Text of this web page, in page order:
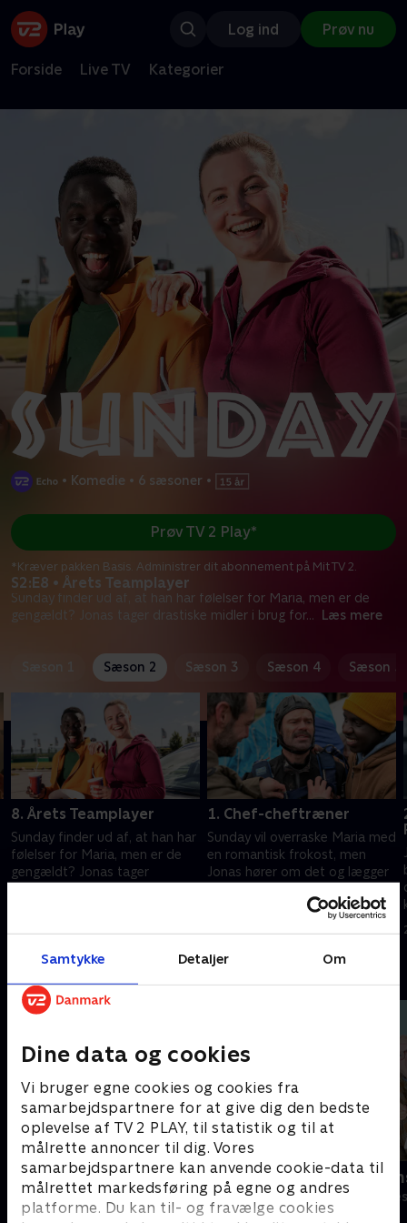
Samtykke Detaljer Om
Dine data og cookies
Vi bruger egne cookies og cookies fra
samarbejdspartnere for at give dig den bedste
oplevelse af TV 2 PLAY, til statistik og til at
målrette annoncer til dig. Vores
samarbejdspartnere kan anvende cookie-data til
målrettet markedsføring på egne og andres
platforme. Du kan til- og fravælge cookies
Log ind Prøv nu
Forside Live TV Kategorier
• Komedie • 6 sæsoner •
S2:E8 • Årets Teamplayer
Sunday finder ud af, at han har følelser for Maria, men er de
gengældt? Jonas tager drastiske midler i brug for... Læs mere
Prøv TV 2 Play*
*Kræver pakken Basis. Administrer dit abonnement på Mit TV 2.
Sæson 2 Sæson 3 Sæson 4 Sæson 5
8. Årets Teamplayer
Sunday finder ud af, at han har
følelser for Maria, men er de
gengældt? Jonas tager
1. Chef-cheftræner
Sunday vil overraske Maria med
en romantisk frokost, men
Jonas hører om det og lægger
med at vinde kampe og
2. august 2025 • 24 min
Klovn
Komedie • 11 sæsoner
SJIT
Komedie • 5